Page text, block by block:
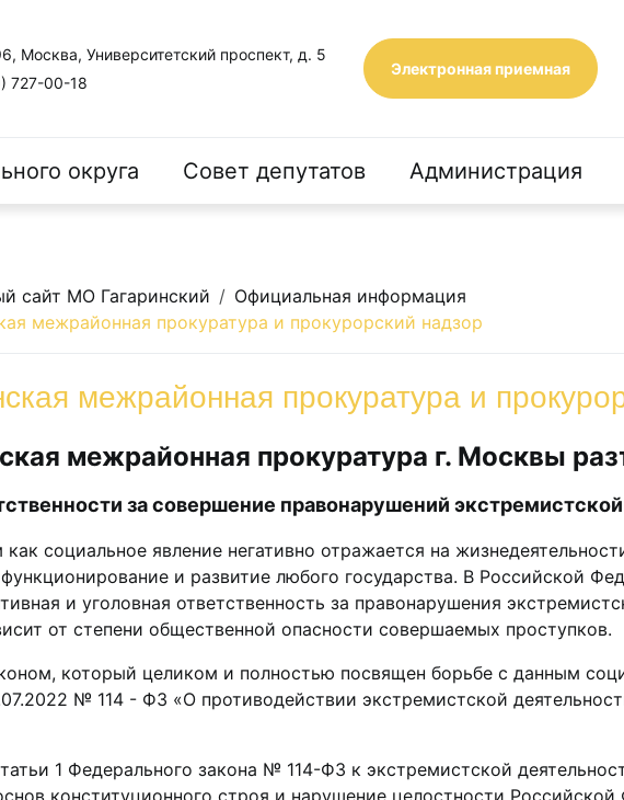
Москва, Университетский проспект, д. 5
727-00-18
Электронная приемная
округа Совет депутатов Администрация
сайт МО Гагаринский
Официальная информация
межрайонная прокуратура и прокурорский надзор
межрайонная прокуратура и
межрайонная прокуратура г. Москвы
за совершение правонарушений
социальное явление негативно отражается на
и развитие любого государства. В Российской
и уголовная ответственность за правонарушения
от степени общественной опасности совершаемых проступков.
который целиком и полностью посвящен борьбе с данным
№ 114 - ФЗ «О противодействии экстремистской
1 Федерального закона № 114-ФЗ к экстремистской
конституционного строя и нарушение целостности